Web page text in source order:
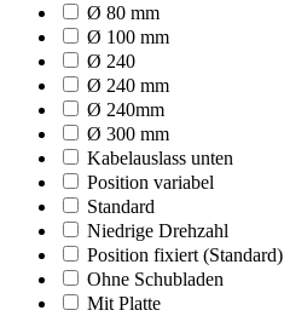
Ø 80 mm
Ø 100 mm
Ø 240
Ø 240 mm
Ø 240mm
Ø 300 mm
Kabelauslass unten
Position variabel
Standard
Niedrige Drehzahl
Position fixiert (Standard)
Ohne Schubladen
Mit Platte